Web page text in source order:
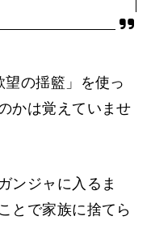
の揺籃」を使っ
かは覚えていませ
ンジャに入るま
とで家族に捨てら